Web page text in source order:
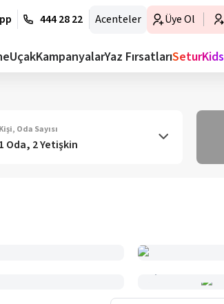
444 28 22 Acenteler Üye Ol
UçakKampanyalarYaz FırsatlarıSeturKids
Kişi, Oda Sayısı
1 Oda, 2 Yetişkin